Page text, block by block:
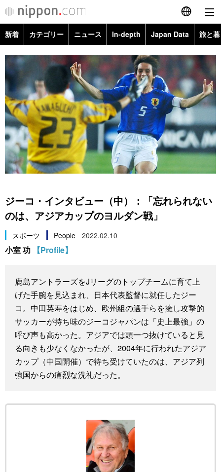
English
简体字
繁體字
Français
Español
カテゴリー
政治・外交
経済・ビジネス
社会
文化
暮らし
スポーツ・東京2020
ニュース
トップ
In-depth
旅と暮らし
動画/Live
Cinema
Topics
Images
People
東京
公式SNS
新着 カテゴリー ニュース In-depth Japan Data 旅と
政治・外交
経済・ビジネス
国際・海外
社会
文化
暮らし
スポーツ・東京2020
Topics
Images
People
東京
お知らせ
ジーコ・インタビュー（中）：「忘れられない
のは、アジアカップのヨルダン戦」
スポーツ People 2022.02.10
小室 功 【Profile】
鹿島アントラーズをJリーグのトップチームに育て上
げた手腕を見込まれ、日本代表監督に就任したジー
コ。中田英寿をはじめ、欧州組の選手らを擁し攻撃的
サッカーが持ち味のジーコジャパンは「史上最強」の
呼び声も高かった。アジアでは頭一つ抜けていると見
る向きも少なくなかったが、2004年に行われたアジア
カップ（中国開催）で待ち受けていたのは、アジア列
強国からの痛烈な洗礼だった。